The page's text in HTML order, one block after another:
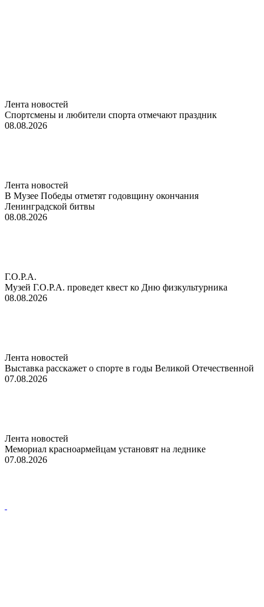
Лента новостей
Спортсмены и любители спорта отмечают праздник
08.08.2026
Лента новостей
В Музее Победы отметят годовщину окончания
Ленинградской битвы
08.08.2026
Г.О.Р.А.
Музей Г.О.Р.А. проведет квест ко Дню физкультурника
08.08.2026
Лента новостей
Выставка расскажет о спорте в годы Великой Отечественной
07.08.2026
Лента новостей
Мемориал красноармейцам установят на леднике
07.08.2026